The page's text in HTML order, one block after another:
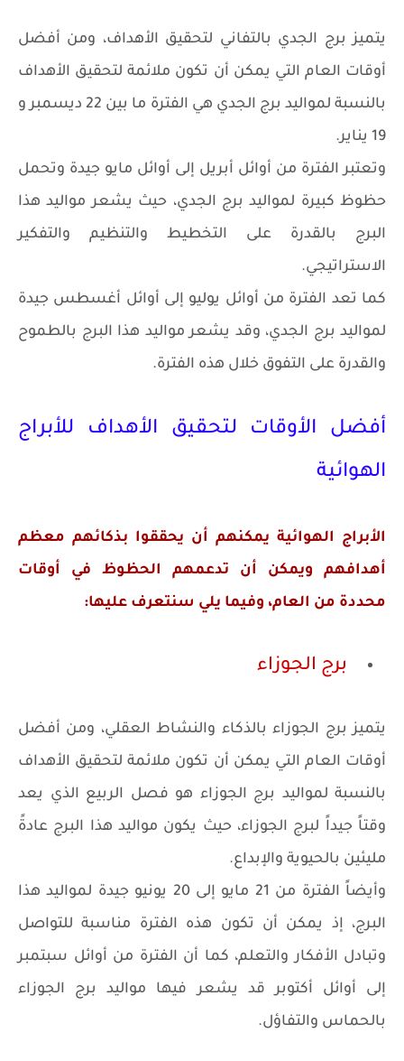
يتميز برج الجدي بالتفاني لتحقيق الأهداف، ومن أفضل
أوقات العام التي يمكن أن تكون ملائمة لتحقيق الأهداف
بالنسبة لمواليد برج الجدي هي الفترة ما بين 22 ديسمبر و
19 يناير.
وتعتبر الفترة من أوائل أبريل إلى أوائل مايو جيدة وتحمل
حظوظ كبيرة لمواليد برج الجدي، حيث يشعر مواليد هذا
البرج بالقدرة على التخطيط والتنظيم والتفكير
الاستراتيجي.
كما تعد الفترة من أوائل يوليو إلى أوائل أغسطس جيدة
لمواليد برج الجدي، وقد يشعر مواليد هذا البرج بالطموح
والقدرة على التفوق خلال هذه الفترة.
أفضل الأوقات لتحقيق الأهداف للأبراج
الهوائية
الأبراج الهوائية يمكنهم أن يحققوا بذكائهم معظم
أهدافهم ويمكن أن تدعمهم الحظوظ في أوقات
محددة من العام، وفيما يلي سنتعرف عليها:
برج الجوزاء
يتميز برج الجوزاء بالذكاء والنشاط العقلي، ومن أفضل
أوقات العام التي يمكن أن تكون ملائمة لتحقيق الأهداف
بالنسبة لمواليد برج الجوزاء هو فصل الربيع الذي يعد
وقتاً جيداً لبرج الجوزاء، حيث يكون مواليد هذا البرج عادةً
مليئين بالحيوية والإبداع.
وأيضاً الفترة من 21 مايو إلى 20 يونيو جيدة لمواليد هذا
البرج، إذ يمكن أن تكون هذه الفترة مناسبة للتواصل
وتبادل الأفكار والتعلم، كما أن الفترة من أوائل سبتمبر
إلى أوائل أكتوبر قد يشعر فيها مواليد برج الجوزاء
بالحماس والتفاؤل.